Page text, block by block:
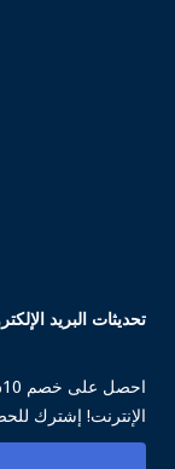
تحديثات البريد
الإنترنت! إشترك